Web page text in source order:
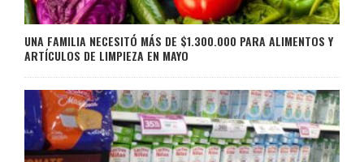
UNA FAMILIA NECESITÓ MÁS DE $1.300.000 PARA ALIMENTOS Y
ARTÍCULOS DE LIMPIEZA EN MAYO